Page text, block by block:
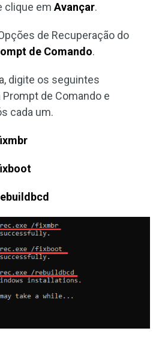
clique emAvançar.
de Recuperação do
de Comando.
digite os seguintes
de Comando e
cada um.